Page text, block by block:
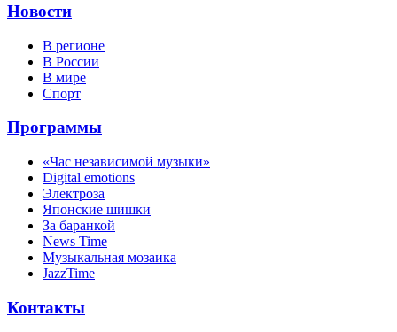
Новости
В регионе
В России
В мире
Спорт
Программы
«Час независимой музыки»
Digital emotions
Электроза
Японскиe шишки
За баранкой
News Time
Музыкальная мозаика
JazzTime
Контакты